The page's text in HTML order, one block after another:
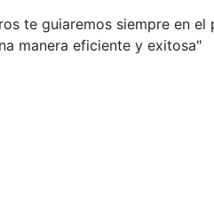
te guiaremos siempre en
manera eficiente y exitosa"